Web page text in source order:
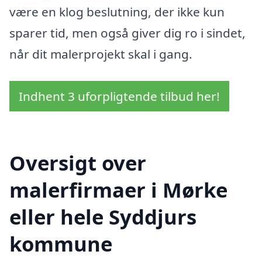
være en klog beslutning, der ikke kun
sparer tid, men også giver dig ro i sindet,
når dit malerprojekt skal i gang.
Indhent 3 uforpligtende tilbud her!
Oversigt over
malerfirmaer i Mørke
eller hele Syddjurs
kommune